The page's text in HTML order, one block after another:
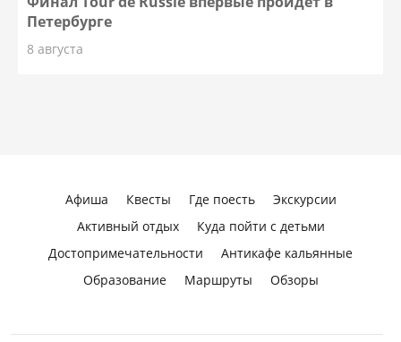
Петербурге
8 августа
Афиша Квесты Где поесть
Экскурсии
Активный отдых
Куда пойти с детьми
Достопримечательности
Антикафе кальянные
Образование
Маршруты Обзоры